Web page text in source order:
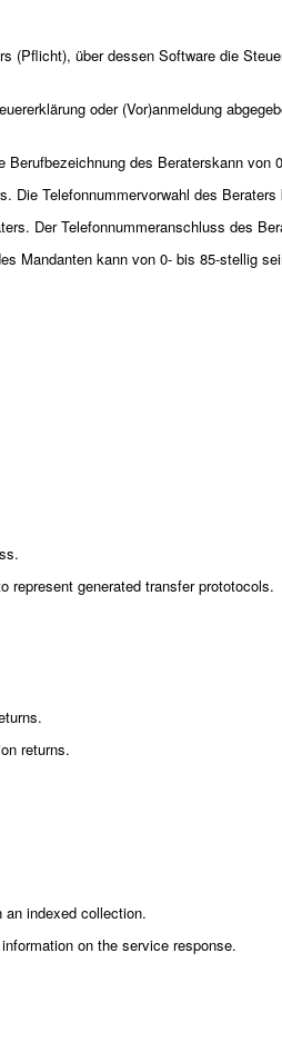
(Pflicht), über dessen Software die
oder (Vor)anmeldung
Berufbezeichnung des Beraterskann von
Die Telefonnummervorwahl des
Der Telefonnummeranschluss des
Mandanten kann von 0- bis 85-stellig
represent generated transfer prototocols.
returns.
indexed collection.
on the service response.